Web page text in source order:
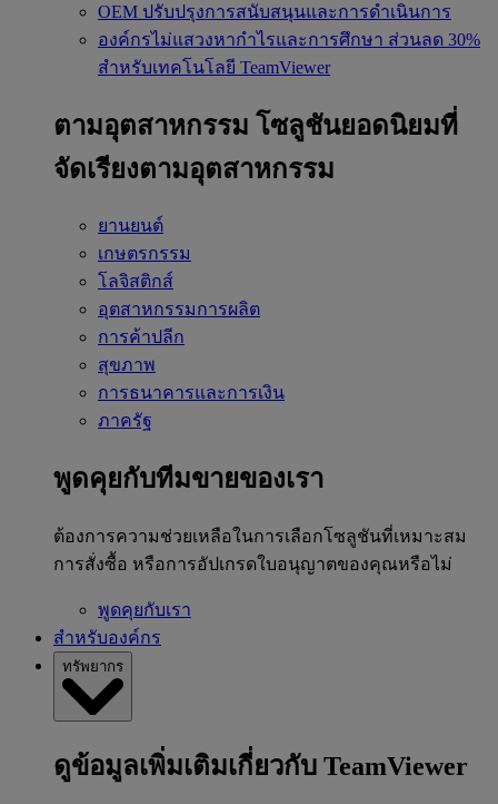
OEM ปรับปรุงการสนับสนุนและการดำเนินการ
องค์กรไม่แสวงหากำไรและการศึกษา ส่วนลด 30%
สำหรับเทคโนโลยี TeamViewer
ตามอุตสาหกรรม โซลูชันยอดนิยมที่
จัดเรียงตามอุตสาหกรรม
ยานยนต์
เกษตรกรรม
โลจิสติกส์
อุตสาหกรรมการผลิต
การค้าปลีก
สุขภาพ
การธนาคารและการเงิน
ภาครัฐ
พูดคุยกับทีมขายของเรา
ต้องการความช่วยเหลือในการเลือกโซลูชันที่เหมาะสม
การสั่งซื้อ หรือการอัปเกรดใบอนุญาตของคุณหรือไม่
พูดคุยกับเรา
สำหรับองค์กร
ทรัพยากร
ดูข้อมูลเพิ่มเติมเกี่ยวกับ TeamViewer